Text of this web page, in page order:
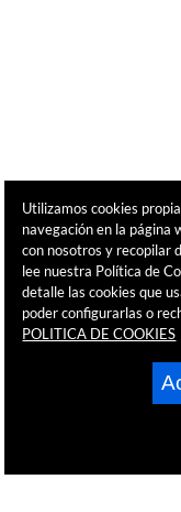
Utilizamos cookies
navegación en la página
con nosotros y recopilar
lee nuestra Política de
detalle las cookies que
poder configurarlas o
POLITICA DE COOKIES